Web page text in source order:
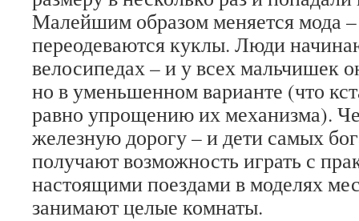
Малейшим образом меняется мода
переодеваются куклы. Люди
велосипедах – и у всех мальчишек
но в уменьшенном варианте (что
равно упрощению их механизма).
железную дорогу – и дети самых
получают возможность играть с
настоящими поездами в моделях
занимают целые комнаты.